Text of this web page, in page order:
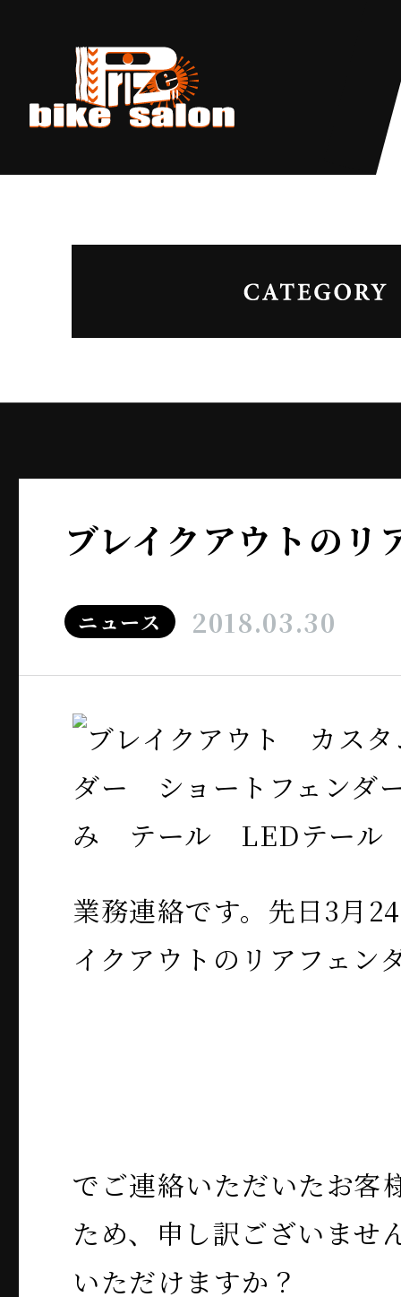
ブレイクアウトのリ
ニュース 2018.03.30
業務連絡です。先日3月
イクアウトのリアフェン
でご連絡いただいたお客
ため、申し訳ございませ
いただけますか？